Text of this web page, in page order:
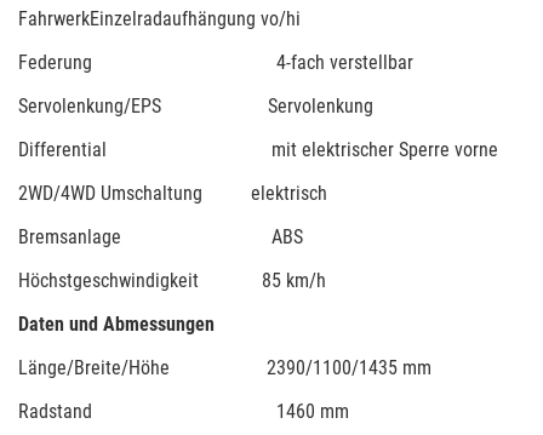
FahrwerkEinzelradaufhängung vo/hi
Federung 4-fach verstellbar
Servolenkung/EPS Servolenkung
Differential mit elektrischer Sperre vorne
2WD/4WD Umschaltung elektrisch
Bremsanlage ABS
Höchstgeschwindigkeit 85 km/h
Daten und Abmessungen
Länge/Breite/Höhe 2390/1100/1435 mm
Radstand 1460 mm